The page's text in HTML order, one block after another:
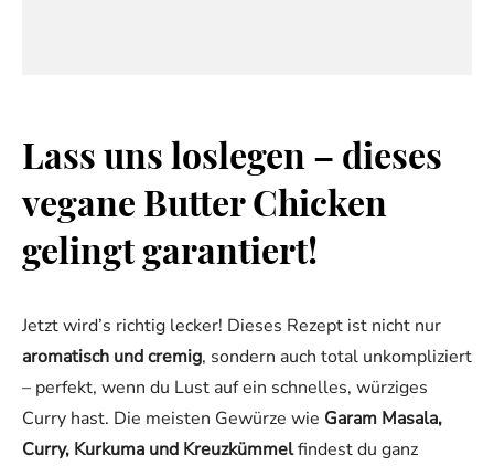
Lass uns loslegen – dieses
vegane Butter Chicken
gelingt garantiert!
Jetzt wird’s richtig lecker! Dieses Rezept ist nicht nur
aromatisch und cremig, sondern auch total unkompliziert
– perfekt, wenn du Lust auf ein schnelles, würziges
Curry hast. Die meisten Gewürze wie Garam Masala,
Curry, Kurkuma und Kreuzkümmelfindest du ganz